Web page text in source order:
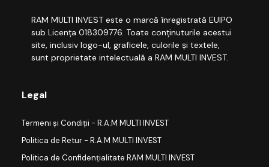
RAM MULTI INVEST este o marcă înregistrată EUIPO
sub Licența 018309776. Toate conținuturile acestui
site, inclusiv logo-ul, graficele, culorile și textele,
sunt proprietate intelectuală a RAM MULTI INVEST.
Legal
Termeni și Condiții - R.A.M MULTI INVEST
Politica de Retur - R.A.M MULTI INVEST
Politica de Confidențialitate RAM MULTI INVEST